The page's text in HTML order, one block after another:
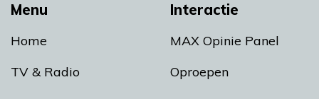
Menu
Home
TV & Radio
Interactie
MAX Opinie Panel
Oproepen